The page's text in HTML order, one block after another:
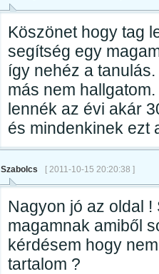
Köszönet hogy tag
segítség egy
így nehéz a
más nem
lennék az évi akár
és mindenkinek ezt
Szabolcs [ 2011-10-15 20:20:38 ]
Nagyon jó az oldal
magamnak amiből
kérdésem hogy
tartalom ?